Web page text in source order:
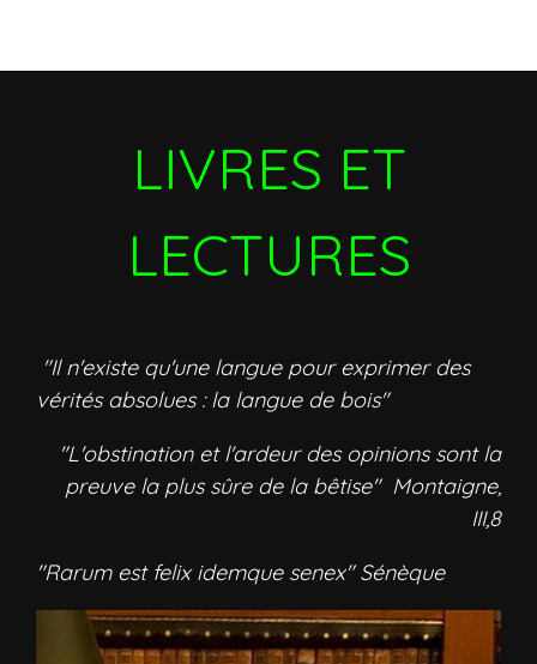
LIVRES ET
LECTURES
"Il n'existe qu'une langue pour exprimer des
vérités absolues : la langue de bois"
"L'obstination et l'ardeur des opinions sont la
preuve la plus sûre de la bêtise" Montaigne,
III,8
"Rarum est felix idemque senex" Sénèque